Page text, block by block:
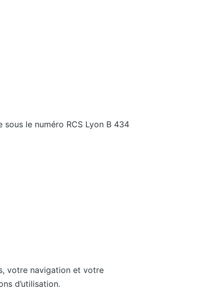
le numéro RCS Lyon B 434
votre navigation et votre
d’utilisation.